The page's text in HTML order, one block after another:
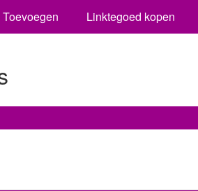
Toevoegen Linktegoed kopen